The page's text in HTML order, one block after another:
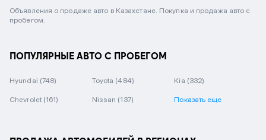
Объявления о продаже авто в Казахстане. Покупка и продажа авто с
пробегом.
ПОПУЛЯРНЫЕ АВТО С ПРОБЕГОМ
Hyundai (748) Toyota (484) Kia (332)
Chevrolet (161) Nissan (137) Показать еще